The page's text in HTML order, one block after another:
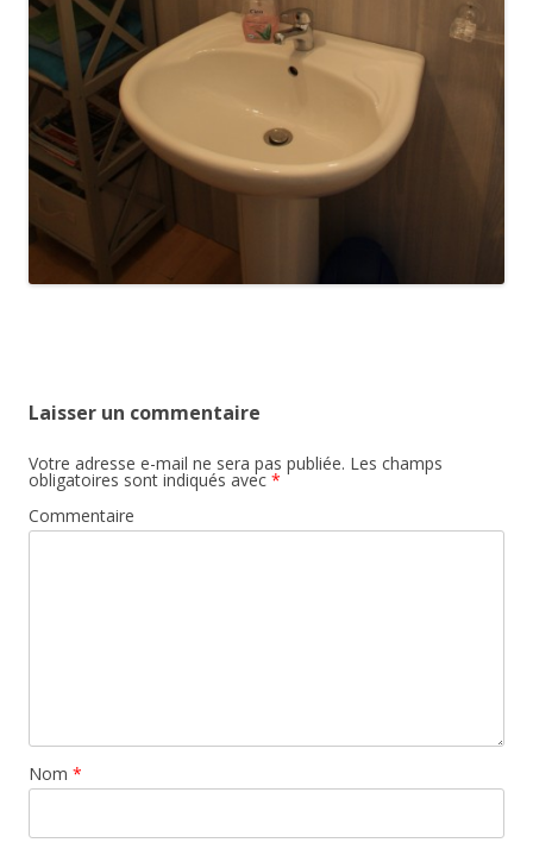
Laisser un commentaire
Votre adresse e-mail ne sera pas publiée. Les champs
obligatoires sont indiqués avec *
Commentaire
Nom *